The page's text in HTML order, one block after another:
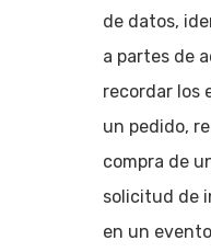
de datos,
a partes de
recordar los
un pedido,
compra de
solicitud de
en un